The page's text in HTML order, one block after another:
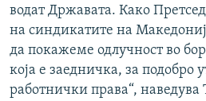
водат Државата. Како
на синдикатите на
да покажеме одлучност во
која е заедничка, за подобро
работнички права“,